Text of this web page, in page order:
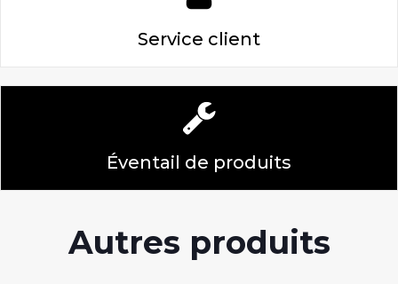
Service client
Éventail de produits
Autres produits